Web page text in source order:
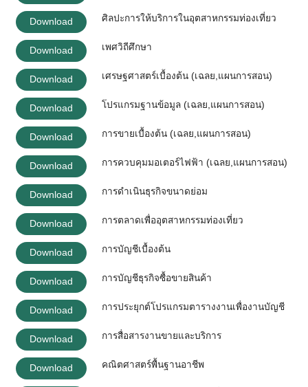
Download ศิลปะการให้บริการในอุตสาหกรรมท่องเที่ยว
Download เพศวิถีศึกษา
Download เศรษฐศาสตร์เบื้องต้น (เฉลย,แผนการสอน)
Download โปรแกรมฐานข้อมูล (เฉลย,แผนการสอน)
Download การขายเบื้องต้น (เฉลย,แผนการสอน)
Download การควบคุมมอเตอร์ไฟฟ้า (เฉลย,แผนการสอน)
Download การดำเนินธุรกิจขนาดย่อม
Download การตลาดเพื่ออุตสาหกรรมท่องเที่ยว
Download การบัญชีเบื้องต้น
Download การบัญชีธุรกิจซื้อขายสินค้า
Download การประยุกต์โปรแกรมตารางงานเพื่องานบัญชี
Download การสื่อสารงานขายและบริการ
Download คณิตศาสตร์พื้นฐานอาชีพ